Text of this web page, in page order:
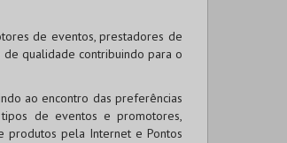
de eventos, prestadores de
qualidade contribuindo para o
ao encontro das preferências
de eventos e promotores,
produtos pela Internet e Pontos